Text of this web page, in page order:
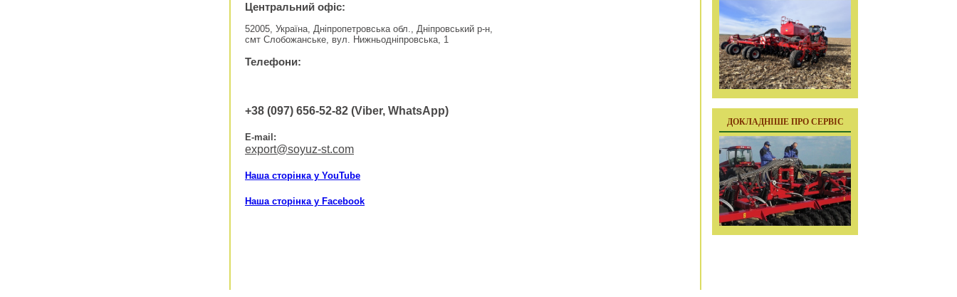
ДОКЛАДНІШЕ ПРО СЕРВІС
Центральний офіс:
52005, Україна, Дніпропетровська обл., Дніпровський р-н,
смт Слобожанське, вул. Нижньодніпровська, 1
Телефони:
+38 (097) 656-52-82 (Viber, WhatsApp)
E-mail:
export@soyuz-st.com
Наша сторінка у YouTube
Наша сторінка у Facebook